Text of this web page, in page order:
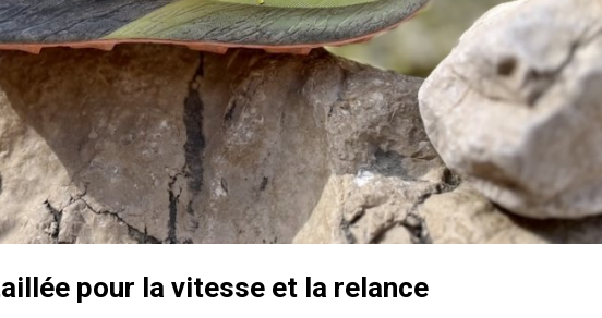
pour la vitesse et la relance